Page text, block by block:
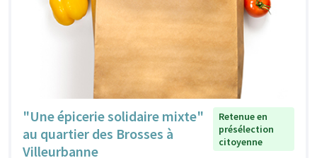
"Une épicerie solidaire mixte"
au quartier des Brosses à
Villeurbanne
Retenue en
présélection
citoyenne